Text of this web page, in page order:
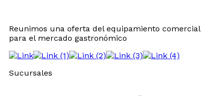
Reunimos una oferta del equipamiento comercial
para el mercado gastronómico
Sucursales